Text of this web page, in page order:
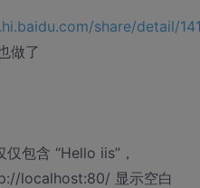
share/detail/
做了
包含 “Hello iis”，
localhost:80/ 显示空白